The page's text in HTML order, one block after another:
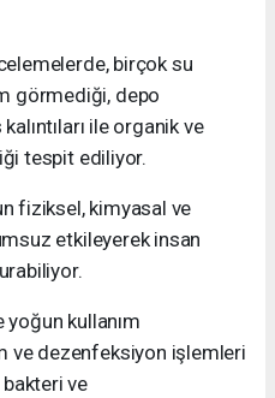
birçok su
görmediği, depo
ile organik ve
tespit ediliyor.
fiziksel, kimyasal ve
etkileyerek insan
yoğun kullanım
ve dezenfeksiyon işlemleri
bakteri ve